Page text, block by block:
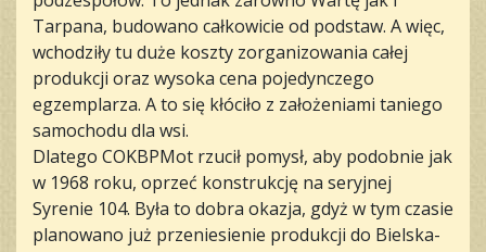
Tarpana, budowano całkowicie od podstaw. A więc,
wchodziły tu duże koszty zorganizowania całej
produkcji oraz wysoka cena pojedynczego
egzemplarza. A to się kłóciło z założeniami taniego
samochodu dla wsi.
Dlatego COKBPMot rzucił pomysł, aby podobnie jak
w 1968 roku, oprzeć konstrukcję na seryjnej
Syrenie 104. Była to dobra okazja, gdyż w tym czasie
planowano już przeniesienie produkcji do Bielska-